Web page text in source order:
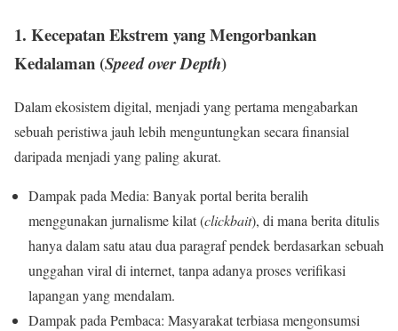
1. Kecepatan Ekstrem yang Mengorbankan
Kedalaman (Speed over Depth)
Dalam ekosistem digital, menjadi yang pertama mengabarkan
sebuah peristiwa jauh lebih menguntungkan secara finansial
daripada menjadi yang paling akurat.
Dampak pada Media: Banyak portal berita beralih
menggunakan jurnalisme kilat (clickbait), di mana berita ditulis
hanya dalam satu atau dua paragraf pendek berdasarkan sebuah
unggahan viral di internet, tanpa adanya proses verifikasi
lapangan yang mendalam.
Dampak pada Pembaca: Masyarakat terbiasa mengonsumsi